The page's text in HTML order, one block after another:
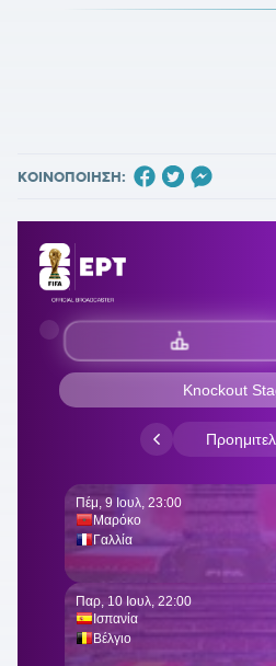
ΚΟΙΝΟΠΟΙΗΣΗ: